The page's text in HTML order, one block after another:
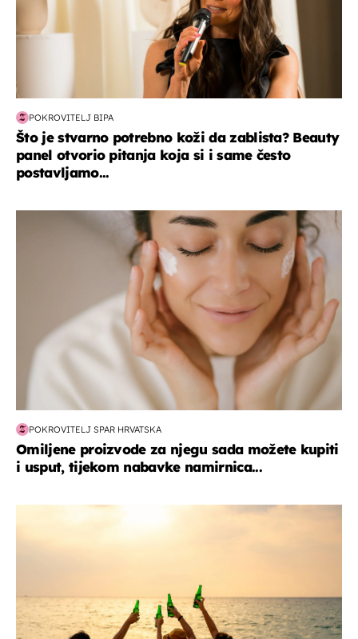
POKROVITELJ BIPA
Što je stvarno potrebno koži da zablista? Beauty
panel otvorio pitanja koja si i same često
postavljamo...
moda & ljepota
POKROVITELJ SPAR HRVATSKA
Omiljene proizvode za njegu sada možete kupiti
i usput, tijekom nabavke namirnica...